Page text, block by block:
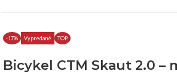
-17% Vypredané TOP
Bicykel CTM Skaut 2.0 –